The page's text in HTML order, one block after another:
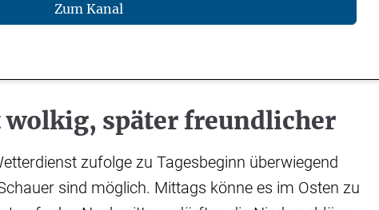
Zum Kanal
wolkig, später freundlicher
zufolge zu Tagesbeginn überwiegend
sind möglich. Mittags könne es im Osten zu